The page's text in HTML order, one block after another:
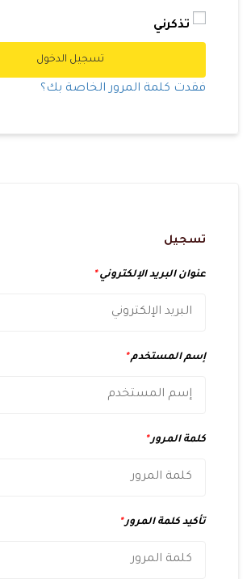
تذكرني
تسجيل الدخول
فقدت كلمة المرور الخاصة بك؟
تسجيل
عنوان البريد الإلكتروني*
إسم المستخدم*
كلمة المرور*
تأكيد كلمة المرور*